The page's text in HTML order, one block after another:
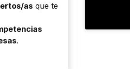
as que te
.